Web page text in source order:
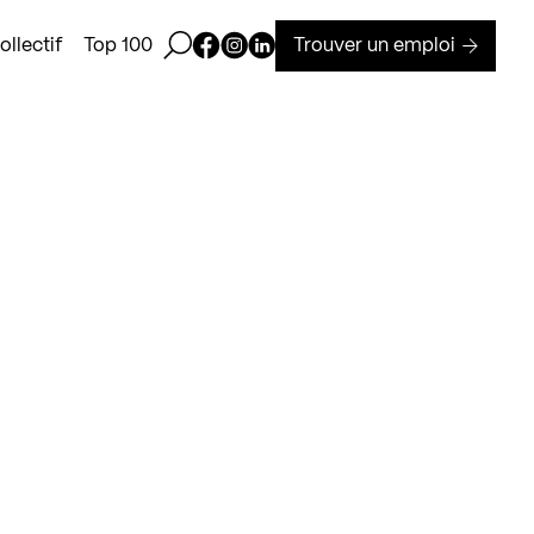
Top 100 Ouvrir la barre de recherche
Page Facebook de Kollectif
Page Instagram de Kollectif
Page Linkedin de Kollectif
Trouver un emploi